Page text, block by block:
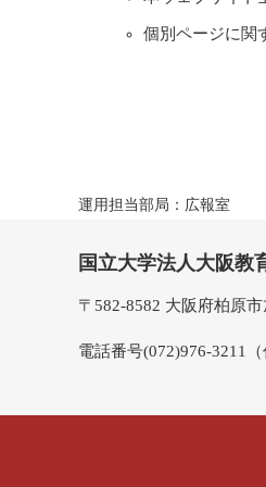
個別ページに関
運用担当部局：広報室
国立大学法人大阪教
〒582-8582 大阪府柏原
電話番号(072)976-3211（